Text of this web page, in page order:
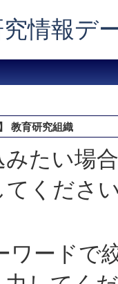
情報デ
教育研究組織
みたい場
くださ
ードで